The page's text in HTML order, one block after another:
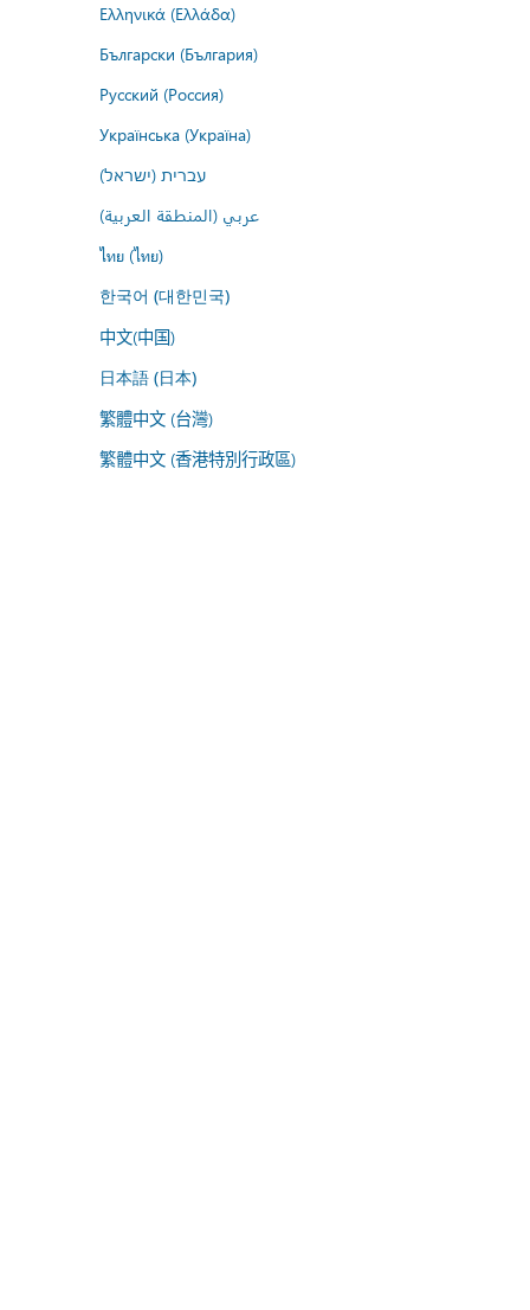
Ελληνικά (Ελλάδα)
Български (България)
Русский (Россия)
Українська (Україна)
עברית (ישראל)
عربي (المنطقة العربية)
ไทย (ไทย)
한국어 (대한민국)
中文(中国)
日本語 (日本)
繁體中文 (台灣)
繁體中文 (香港特別行政區)